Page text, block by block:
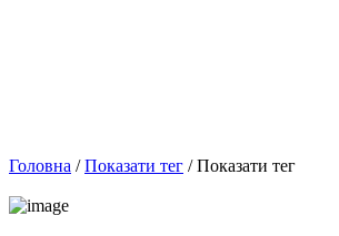
Головна /Показати тег / Показати тег